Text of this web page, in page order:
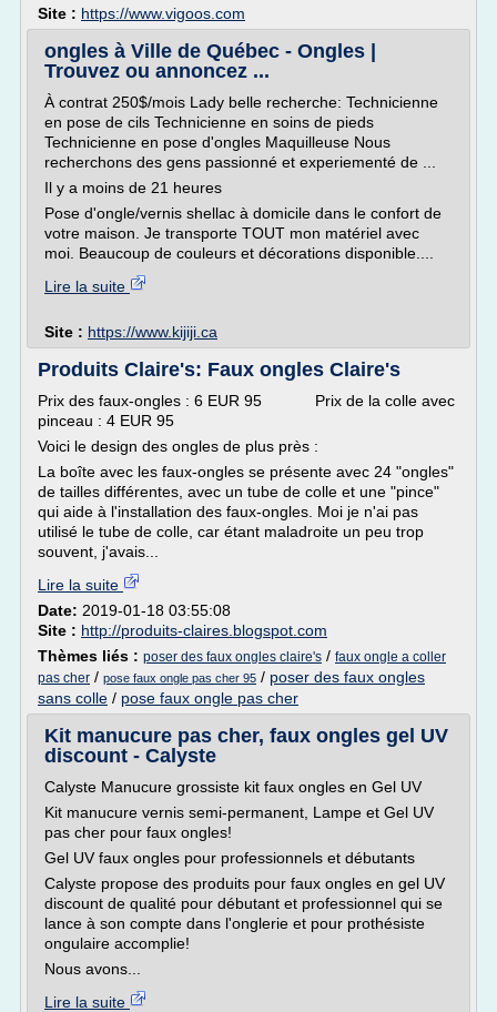
Site : https://www.vigoos.com
ongles à Ville de Québec - Ongles |
Trouvez ou annoncez ...
À contrat 250$/mois Lady belle recherche: Technicienne
en pose de cils Technicienne en soins de pieds
Technicienne en pose d'ongles Maquilleuse Nous
recherchons des gens passionné et experiementé de ...
Il y a moins de 21 heures
Pose d'ongle/vernis shellac à domicile dans le confort de
votre maison. Je transporte TOUT mon matériel avec
moi. Beaucoup de couleurs et décorations disponible....
Lire la suite
Site : https://www.kijiji.ca
Produits Claire's: Faux ongles Claire's
Prix des faux-ongles : 6 EUR 95 Prix de la colle avec
pinceau : 4 EUR 95
Voici le design des ongles de plus près :
La boîte avec les faux-ongles se présente avec 24 "ongles"
de tailles différentes, avec un tube de colle et une "pince"
qui aide à l'installation des faux-ongles. Moi je n'ai pas
utilisé le tube de colle, car étant maladroite un peu trop
souvent, j'avais...
Lire la suite
Date: 2019-01-18 03:55:08
Site : http://produits-claires.blogspot.com
Thèmes liés : poser des faux ongles claire's / faux ongle a coller
pas cher / pose faux ongle pas cher 95 / poser des faux ongles
sans colle / pose faux ongle pas cher
Kit manucure pas cher, faux ongles gel UV
discount - Calyste
Calyste Manucure grossiste kit faux ongles en Gel UV
Kit manucure vernis semi-permanent, Lampe et Gel UV
pas cher pour faux ongles!
Gel UV faux ongles pour professionnels et débutants
Calyste propose des produits pour faux ongles en gel UV
discount de qualité pour débutant et professionnel qui se
lance à son compte dans l'onglerie et pour prothésiste
ongulaire accomplie!
Nous avons...
Lire la suite